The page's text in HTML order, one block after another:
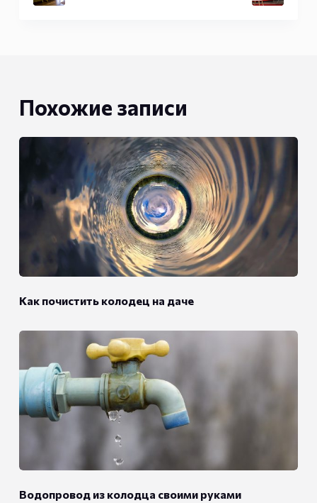
Похожие записи
Как почистить колодец на даче
Водопровод из колодца своими руками